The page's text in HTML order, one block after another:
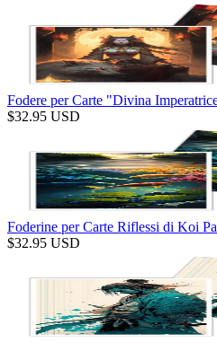
Fodere per Carte "Divina
$32.95 USD
Foderine per Carte Riflessi di Koi
$32.95 USD